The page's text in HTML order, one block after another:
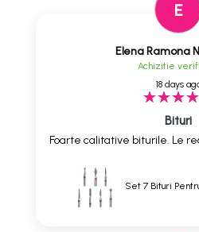
E
Elena Ramona
Achizitie
18 days
Bituri
Foarte calitative biturile. Le
Set 7 Bituri